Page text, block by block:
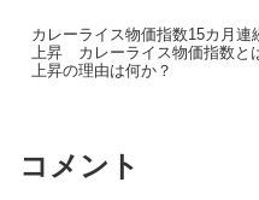
カレーライス物価指数15カ月連
上昇 カレーライス物価指数と
上昇の理由は何か？
コメント